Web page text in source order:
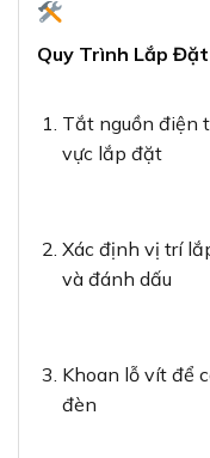
Quy Trình Lắp Đặt
Tắt nguồn điện
vực lắp đặt
Xác định vị trí
và đánh dấu
Khoan lỗ vít để
đèn